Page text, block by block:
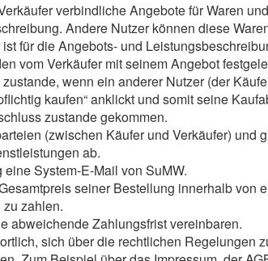
verbindliche Angebote für Waren
Andere Nutzer können diese
für die Angebots- und
vom Verkäufer mit seinem Angebot
wenn ein anderer Nutzer (der
kaufen“ anklickt und somit seine
zustande gekommen.
(zwischen Käufer und Verkäufer) und
ab.
System-E-Mail von SuMW.
seiner Bestellung innerhalb von
zahlen.
abweichende Zahlungsfrist vereinbaren.
sich über die rechtlichen Regelungen